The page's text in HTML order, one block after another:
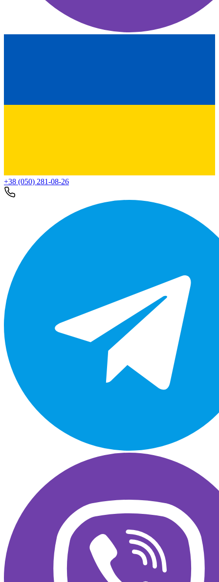
+38 (050) 281-08-26